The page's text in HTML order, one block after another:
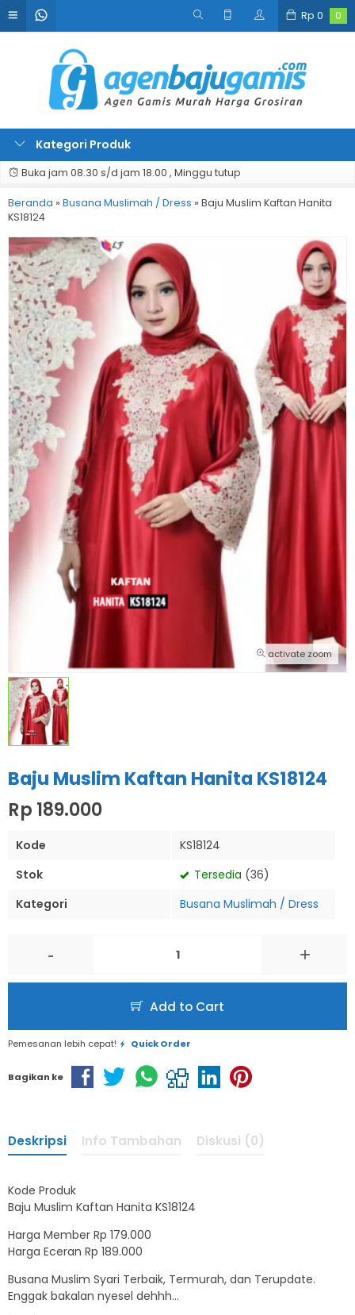
Rp 0 0
Kategori Produk
Buka jam 08.30 s/d jam 18.00 , Minggu tutup
Beranda » Busana Muslimah / Dress » Baju Muslim Kaftan Hanita
KS18124
activate zoom
Baju Muslim Kaftan Hanita KS18124
Rp 189.000
Kode
KS18124
Stok
Tersedia (36)
Kategori
Busana Muslimah / Dress
- +
Add to Cart
Pemesanan lebih cepat! Quick Order
Bagikan ke
Deskripsi Info Tambahan Diskusi (0)
Kode Produk
Baju Muslim Kaftan Hanita KS18124
Harga Member Rp 179.000
Harga Eceran Rp 189.000
Busana Muslim Syari Terbaik, Termurah, dan Terupdate.
Enggak bakalan nyesel dehhh…